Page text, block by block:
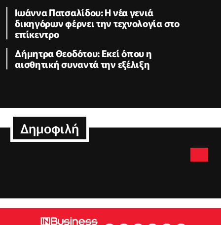
Ιωάννα Πατσαλίδου: Η νέα γενιά
δικηγόρων φέρνει την τεχνολογία στο
επίκεντρο
Δήμητρα Θεοδότου: Εκεί όπου η
αισθητική συναντά την εξέλιξη
Δημοφιλή